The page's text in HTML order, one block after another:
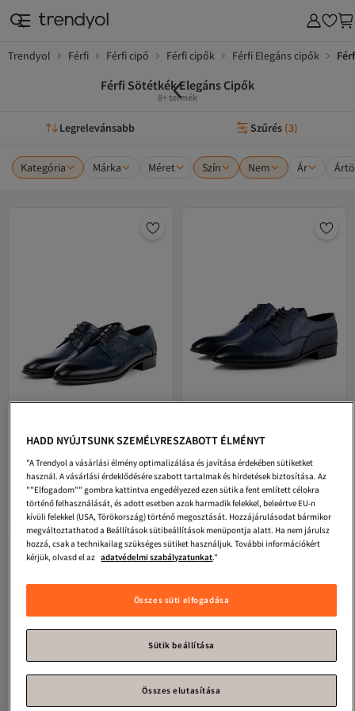
Trendyol Férfi Férfi cipő Férfi cipők Férfi Elegáns cipők
Férfi Sötétkék Elegáns Cipők
8+ termék
Legrelevánsabb Szűrés (3)
Kategória Márka Méret Szín Nem Ár
Ducavelli
Sace valódi bőr férfi
klasszikus cipő, Derby klasszikus
cipő, fűzős klasszikus cipő
(152)
Legalacsonyabb (30 nap)
Ingyenes szállítás
Legalacsonyabb (30 nap)
17 391Ft
Ducavelli
Elite valódi bőr férfi
klasszikus cipők Derby klasszikus
cipők Fűzős klasszikus cipők
4.3 (60)
Legalacsonyabb (30 nap)
Ingyenes szállítás
15 056Ft
HADD NYÚJTSUNK SZEMÉLYRESZABOTT ÉLMÉNYT
"A Trendyol a vásárlási élmény optimalizálása és javítása érdekében sütiketket
használ. A vásárlási érdeklődésére szabott tartalmak és hirdetések biztosítása. Az
""Elfogadom"" gombra kattintva engedélyezed ezen sütik a fent említett célokra
történő felhasználását, és adott esetben azok harmadik felekkel, beleértve EU-n
kívüli felekkel (USA, Törökország) történő megosztását. Hozzájárulásodat bármikor
megváltoztathatod a Beállítások sütibeállítások menüpontja alatt. Ha nem járulsz
hozzá, csak a technikailag szükséges sütiket használjuk. További információkért
kérjük, olvasd el az adatvédelmi szabályzatunkat."
Összes süti elfogadása
Sütik beállítása
Összes elutasítása